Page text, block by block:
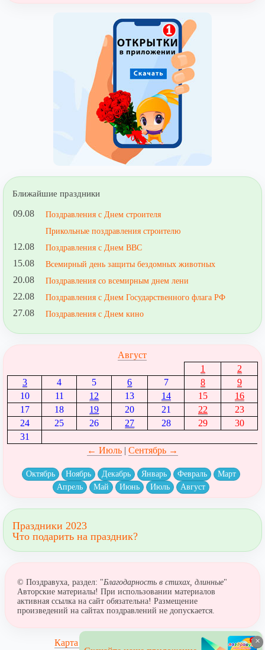
Ближайшие праздники
09.08
Поздравления с Днем строителя
Прикольные поздравления строителю
12.08 Поздравления с Днем ВВС
15.08 Всемирный день защиты бездомных животных
20.08 Поздравления со всемирным днем лени
22.08 Поздравления с Днем Государственного флага РФ
27.08 Поздравления с Днем кино
Август
1
2
3
4 5 6 7 8
9
10
11 12 13 14 15
16
17
18 19 20 21 22
23
24
25 26 27 28 29
30
31
← Июль| Сентябрь →
Октябрь Ноябрь Декабрь Январь Февраль
Март
Апрель
Май Июнь Июль Август
Праздники 2023
Что подарить на праздник?
© Поздравуха, раздел: "Благодарность в стихах, длинные"
Авторские материалы! При использовании материалов
активная ссылка на сайт обязательна! Размещение
произведений на сайтах поздравлений не допускается.
Карта сайта
×